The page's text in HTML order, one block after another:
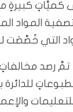
كميَّاتٍ كبيرةٍ
المواد
التي
رصد